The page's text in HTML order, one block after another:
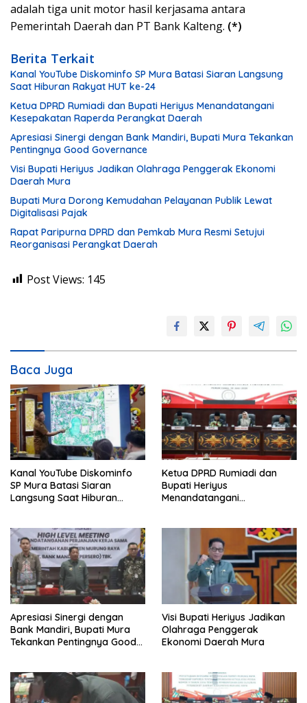
adalah tiga unit motor hasil kerjasama antara
Pemerintah Daerah dan PT Bank Kalteng. (*)
Berita Terkait
Kanal YouTube Diskominfo SP Mura Batasi Siaran Langsung
Saat Hiburan Rakyat HUT ke-24
Ketua DPRD Rumiadi dan Bupati Heriyus Menandatangani
Kesepakatan Raperda Perangkat Daerah
Apresiasi Sinergi dengan Bank Mandiri, Bupati Mura Tekankan
Pentingnya Good Governance
Visi Bupati Heriyus Jadikan Olahraga Penggerak Ekonomi
Daerah Mura
Bupati Mura Dorong Kemudahan Pelayanan Publik Lewat
Digitalisasi Pajak
Rapat Paripurna DPRD dan Pemkab Mura Resmi Setujui
Reorganisasi Perangkat Daerah
Post Views: 145
Baca Juga
Kanal YouTube Diskominfo
SP Mura Batasi Siaran
Langsung Saat Hiburan
Ketua DPRD Rumiadi dan
Bupati Heriyus
Menandatangani
Apresiasi Sinergi dengan
Bank Mandiri, Bupati Mura
Tekankan Pentingnya Good
Visi Bupati Heriyus Jadikan
Olahraga Penggerak
Ekonomi Daerah Mura